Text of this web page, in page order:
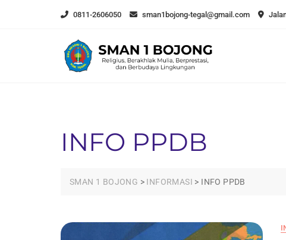
0811-2606050 sman1bojong-tegal@gmail.com
INFO PPDB
SMAN 1 BOJONG > INFORMASI > INFO PPDB